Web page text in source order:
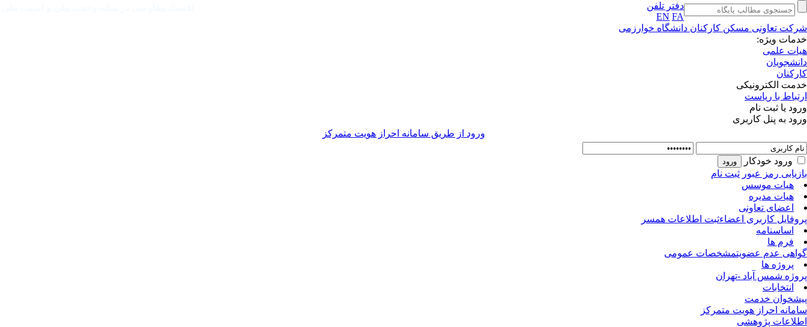
دفتر تلفن
EN FA
شرکت تعاونی مسکن کارکنان دانشگاه خوارزمی
خدمات ویژه:
هیات علمی
دانشجویان
کارکنان
خدمت الکترونیکی
ارتباط با ریاست
ورود یا ثبت نام
ورود به پنل کاربری
ورود از طريق سامانه احراز هويت متمركز
ورود خودکار
بازیابی رمز عبور ثبت نام
هیات موسس
هیات مدیره
اعضای تعاونی
پروفایل کاربری اعضاءثبت اطلاعات همسر
اساسنامه
فرم ها
گواهی عدم عضویتمشخصات عمومی
پروژه ها
پروژه شمس آباد -تهران
انتخابات
پیشخوان خدمت
سامانه احراز هویت متمرکز
اطلاعات پژوهشی